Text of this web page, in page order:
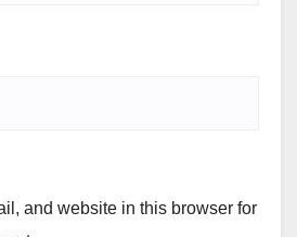
and website in this browser for